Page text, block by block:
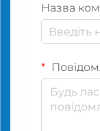
Назва